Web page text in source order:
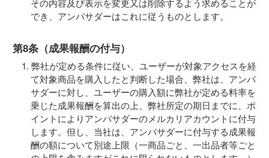
その内容及び表示を変更又は削除するよう求めることが
でき、アンバサダーはこれに従うものとします。
第8条（成果報酬の付与）
弊社が定める条件に従い、ユーザーが対象アクセスを経
て対象商品を購入したと判断した場合、弊社は、アンバ
サダーに対し、ユーザーの購入額に弊社が定める料率を
乗じた成果報酬を算出の上、弊社所定の期日までに、ポ
イントによりアンバサダーのメルカリアカウントに付与
します。但し、当社は、アンバサダーに付与する成果報
酬の額について別途上限（一商品ごと、一出品者等ごと